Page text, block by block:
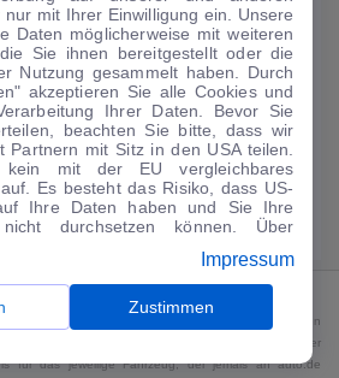
/mtl.
Guter Preis4
·Finanzierungs-Details
Rate anpassen
l/100 km · CO₂-Emissionen komb. 195 g/km
sich für Neufahrzeuge und junge Gebrauchte um den
Für alle anderen Fahrzeuge entspricht der
für das jeweilige Fahrzeug, der jemals an auto.de
mit Ihrer Einwilligung ein. Unsere
Daten möglicherweise mit weiteren
Sie ihnen bereitgestellt oder die
Nutzung gesammelt haben. Durch
akzeptieren Sie alle Cookies und
Ihrer Daten. Bevor Sie
beachten Sie bitte, dass wir
Partnern mit Sitz in den USA teilen.
mit der EU vergleichbares
Es besteht das Risiko, dass US-
Ihre Daten haben und Sie Ihre
nicht durchsetzen können. Über
auch später jederzeit im Bereich
Weitere Informationen finden
.
Impressum
Zustimmen